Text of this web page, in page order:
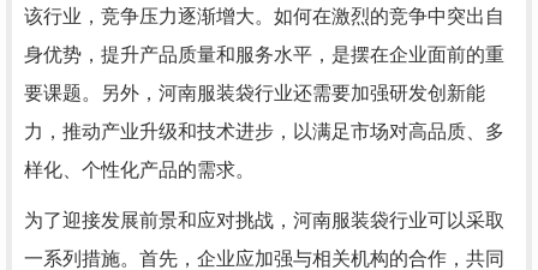
该行业，竞争压力逐渐增大。如何在激烈的竞争中突出自
身优势，提升产品质量和服务水平，是摆在企业面前的重
要课题。另外，河南服装袋行业还需要加强研发创新能
力，推动产业升级和技术进步，以满足市场对高品质、多
样化、个性化产品的需求。
为了迎接发展前景和应对挑战，河南服装袋行业可以采取
一系列措施。首先，企业应加强与相关机构的合作，共同